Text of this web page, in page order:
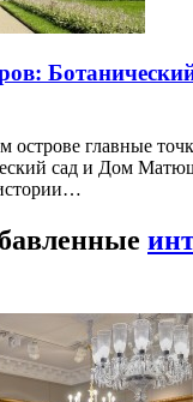
острове главные
сад и Дом